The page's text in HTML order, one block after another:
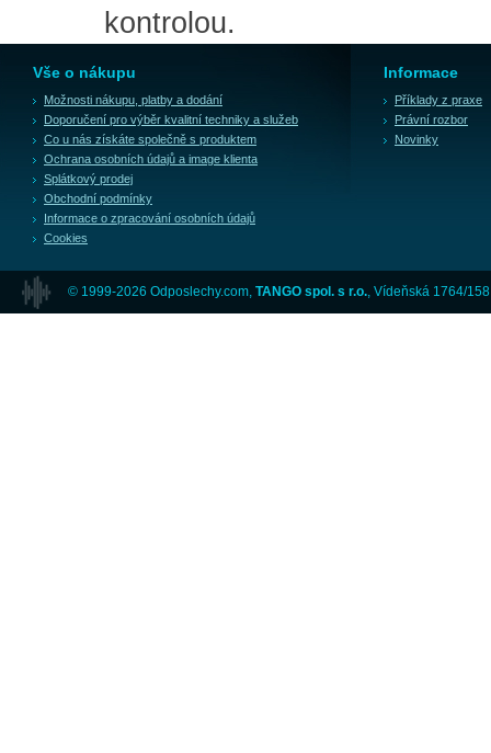
kontrolou.
Vše o nákupu
Možnosti nákupu, platby a dodání
Doporučení pro výběr kvalitní techniky a služeb
Co u nás získáte společně s produktem
Ochrana osobních údajů a image klienta
Splátkový prodej
Obchodní podmínky
Informace o zpracování osobních údajů
Cookies
Informace
Příklady z praxe
Právní rozbor
Novinky
© 1999-2026 Odposlechy.com, TANGO spol. s r.o. , Vídeňská 1764/